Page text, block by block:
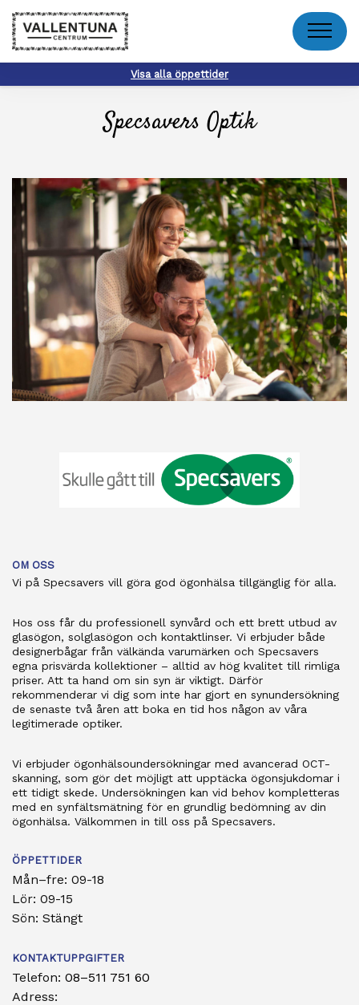
Meny
Visa alla öppettider
Specsavers Optik
OM OSS
Vi på Specsavers vill göra god ögonhälsa tillgänglig för alla.
Hos oss får du professionell synvård och ett brett utbud av
glasögon, solglasögon och kontaktlinser. Vi erbjuder både
designerbågar från välkända varumärken och Specsavers
egna prisvärda kollektioner – alltid av hög kvalitet till rimliga
priser. Att ta hand om sin syn är viktigt. Därför
rekommenderar vi dig som inte har gjort en synundersökning
de senaste två åren att boka en tid hos någon av våra
legitimerade optiker.
Vi erbjuder ögonhälsoundersökningar med avancerad OCT-
skanning, som gör det möjligt att upptäcka ögonsjukdomar i
ett tidigt skede. Undersökningen kan vid behov kompletteras
med en synfältsmätning för en grundlig bedömning av din
ögonhälsa. Välkommen in till oss på Specsavers.
ÖPPETTIDER
Mån–fre: 09-18
Lör: 09-15
Sön: Stängt
KONTAKTUPPGIFTER
Telefon: 08–511 751 60
Adress: